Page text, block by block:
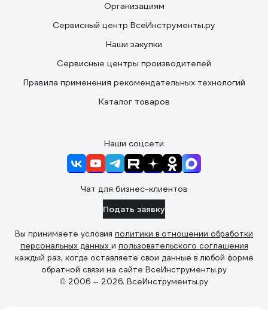
Организациям
Сервисный центр ВсеИнструменты.ру
Наши закупки
Сервисные центры производителей
Правила применения рекомендательных технологий
Каталог товаров
Наши соцсети
Чат для бизнес-клиентов
Подать заявку
Вы принимаете условия политики в отношении обработки
персональных данных и пользовательского соглашения
каждый раз, когда оставляете свои данные в любой форме
обратной связи на сайте ВсеИнструменты.ру
© 2006 — 2026. ВсеИнструменты.ру